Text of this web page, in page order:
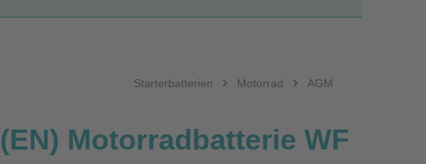
Starterbatterien Motorrad AGM
Motorradbatterie WF